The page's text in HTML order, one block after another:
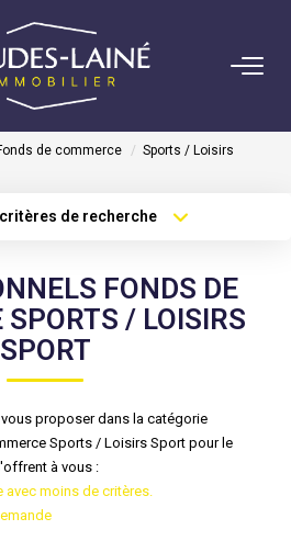
VENDRE
GÉRER
En Location
de commerce
Sports / Loisirs
de recherche
Surface min
FONDS DE
SPORTS / LOISIRS
SPORT
proposer dans la catégorie
Sports / Loisirs Sport pour le
à vous :
avec moins de critères.